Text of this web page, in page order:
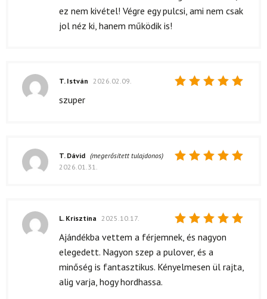
ez nem kivétel! Végre egy pulcsi, ami nem csak
jol néz ki, hanem működik is!
T. István 2026.02.09.
szuper
T. Dávid (megerősített tulajdonos)
2026.01.31.
Értékelés:
/ 5
L. Krisztina 2025.10.17.
Ajándékba vettem a férjemnek, és nagyon
elegedett. Nagyon szep a pulover, és a
minőség is fantasztikus. Kényelmesen ül rajta,
alig varja, hogy hordhassa.